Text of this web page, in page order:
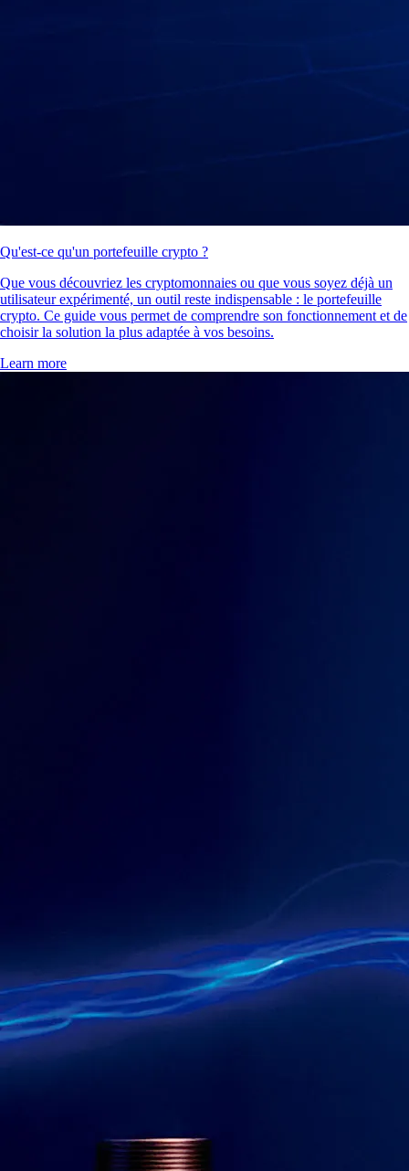
Qu'est-ce qu'un portefeuille crypto ?
Que vous découvriez les cryptomonnaies ou que vous soyez déjà un
utilisateur expérimenté, un outil reste indispensable : le portefeuille
crypto. Ce guide vous permet de comprendre son fonctionnement et de
choisir la solution la plus adaptée à vos besoins.
Learn more